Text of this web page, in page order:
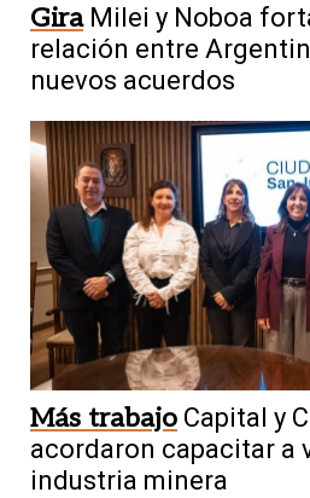
Gira Milei y Noboa
relación entre
nuevos acuerdos
Más trabajo Capital y
acordaron capacitar a
industria minera